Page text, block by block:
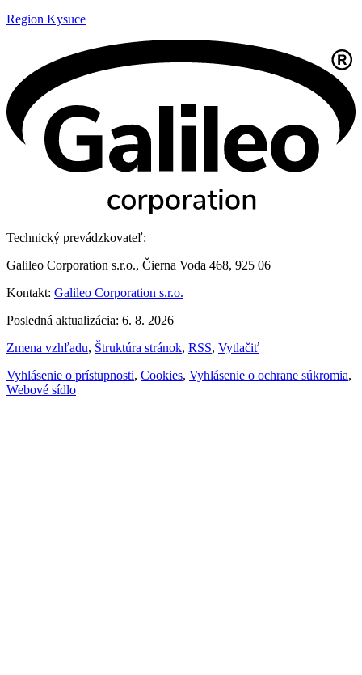
Region Kysuce
Technický prevádzkovateľ:
Galileo Corporation s.r.o., Čierna Voda 468, 925 06
Kontakt: Galileo Corporation s.r.o.
Posledná aktualizácia: 6. 8. 2026
Zmena vzhľadu, Štruktúra stránok, RSS, Vytlačiť
Vyhlásenie o prístupnosti, Cookies, Vyhlásenie o ochrane súkromia,
Webové sídlo